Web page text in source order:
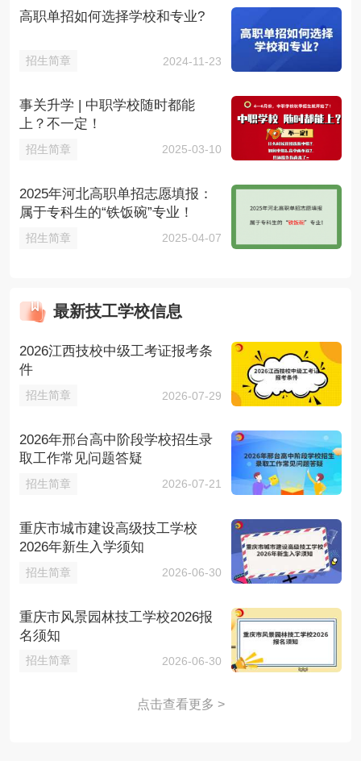
高职单招如何选择学校和专业?
招生简章 2024-11-23
事关升学 | 中职学校随时都能
上？不一定！
招生简章 2025-03-10
2025年河北高职单招志愿填报：
属于专科生的“铁饭碗”专业！
招生简章 2025-04-07
最新技工学校信息
2026江西技校中级工考证报考条
件
招生简章 2026-07-29
2026年邢台高中阶段学校招生录
取工作常见问题答疑
招生简章 2026-07-21
重庆市城市建设高级技工学校
2026年新生入学须知
招生简章 2026-06-30
重庆市风景园林技工学校2026报
名须知
招生简章 2026-06-30
点击查看更多 >